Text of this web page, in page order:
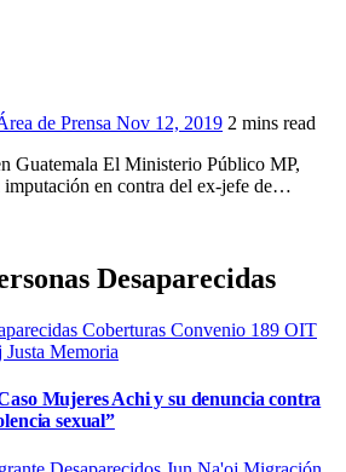
de Prensa Nov 12, 2019 2 mins read
imputación en contra del ex-jefe de…
Desaparecidas
Coberturas Convenio 189 OIT
Justa Memoria
Mujeres Achi y su denuncia contra
sexual”